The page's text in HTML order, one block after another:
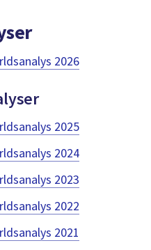
2026
2025
2024
2023
2022
2021